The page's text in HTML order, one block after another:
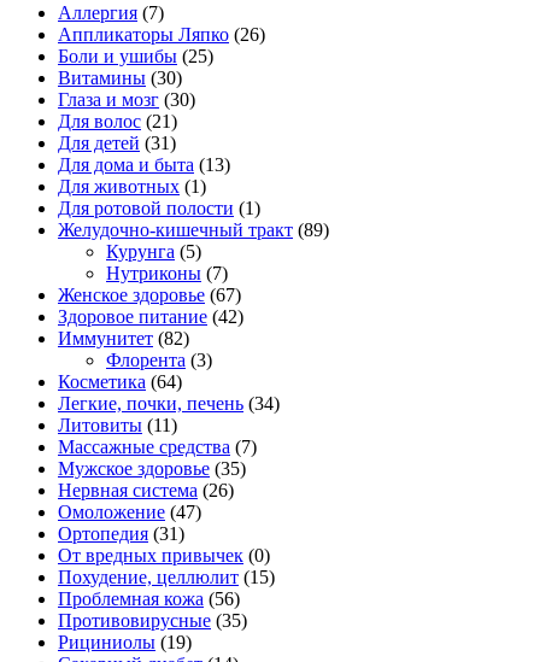
Аллергия (7)
Аппликаторы Ляпко (26)
Боли и ушибы (25)
Витамины (30)
Глаза и мозг (30)
Для волос (21)
Для детей (31)
Для дома и быта (13)
Для животных (1)
Для ротовой полости (1)
Желудочно-кишечный тракт (89)
Курунга (5)
Нутриконы (7)
Женское здоровье (67)
Здоровое питание (42)
Иммунитет (82)
Флорента (3)
Косметика (64)
Легкие, почки, печень (34)
Литовиты (11)
Массажные средства (7)
Мужское здоровье (35)
Нервная система (26)
Омоложение (47)
Ортопедия (31)
От вредных привычек (0)
Похудение, целлюлит (15)
Проблемная кожа (56)
Противовирусные (35)
Рициниолы (19)